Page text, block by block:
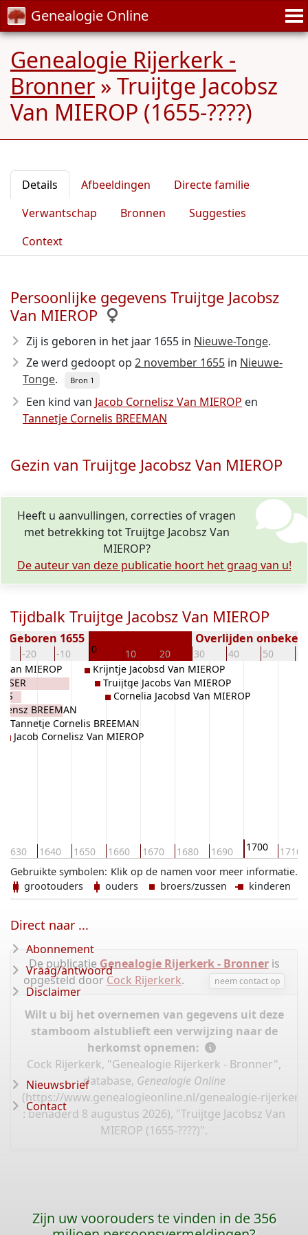
Genealogie Online
Genealogie Rijerkerk -
Bronner » Truijtge Jacobsz
Van MIEROP (1655-????)
Details Afbeeldingen
Directe familie
Verwantschap
Bronnen
Suggesties
Context
Persoonlijke gegevens Truijtge Jacobsz
Van MIEROP
Zij is geboren in het jaar 1655 in Nieuwe-Tonge.
Ze werd gedoopt op 2 november 1655 in Nieuwe-
Tonge. Bron 1
Een kind van Jacob Cornelisz Van MIEROP en
Tannetje Cornelis BREEMAN
Gezin van Truijtge Jacobsz Van MIEROP
Heeft u aanvullingen, correcties of vragen
met betrekking tot Truijtge Jacobsz Van
MIEROP?
De auteur van deze publicatie hoort het graag van u!
Tijdbalk Truijtge Jacobsz Van MIEROP
-20 -10 0 10 20 30 40 50
Geboren 1655 Overlijden
1630 1640 1650 1660 1670 1680 1690 1700 1710
MIEROP
BREEMAN
Tannetje Cornelis BREEMAN
Jacob Cornelisz Van MIEROP
Krijntje Jacobsd Van MIEROP
Truijtge Jacobs Van MIEROP
Cornelia Jacobsd Van MIEROP
Klik op de namen voor meer informatie.
Gebruikte symbolen:
grootouders
ouders broers/zussen kinderen
De publicatie Genealogie Rijerkerk - Bronneris
opgesteld door Cock Rijerkerk. neem contact op
Wilt u bij het overnemen van gegevens uit deze
stamboom alstublieft een verwijzing naar de
herkomst opnemen:
Cock Rijerkerk, "Genealogie Rijerkerk - Bronner",
database, Genealogie Online
(https://www.genealogieonline.nl/genealogie-
: benaderd 8 augustus 2026), "Truijtge Jacobsz Van
MIEROP (1655-????)".
Direct naar ...
Abonnement
Vraag/antwoord
Disclaimer
Nieuwsbrief
Contact
Zijn uw voorouders te vinden in de 356